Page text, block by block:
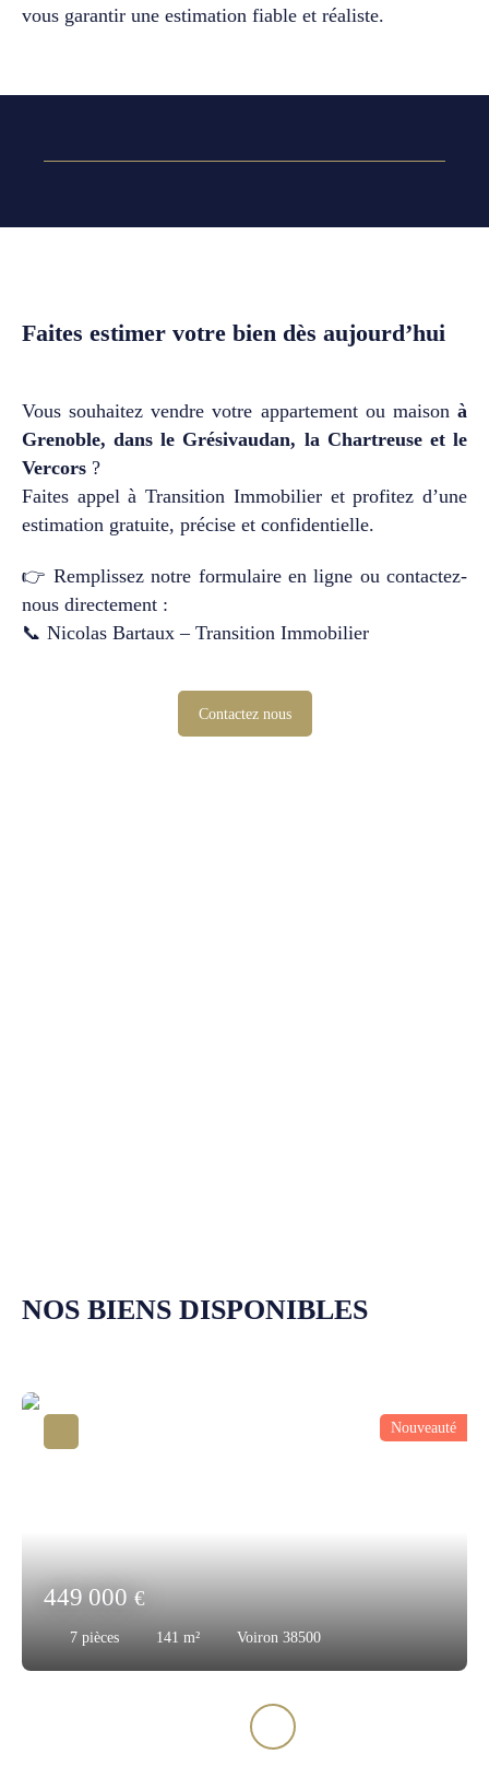
vous garantir une estimation fiable et réaliste.
Faites estimer votre bien dès aujourd’hui
Vous souhaitez vendre votre appartement ou maison à
Grenoble, dans le Grésivaudan, la Chartreuse et le
Vercors ?
Faites appel à Transition Immobilier et profitez d’une
estimation gratuite, précise et confidentielle.
👉 Remplissez notre formulaire en ligne ou contactez-
nous directement :
📞 Nicolas Bartaux – Transition Immobilier
Contactez nous
NOS BIENS DISPONIBLES
449 000€
7 pièces 141 m² Voiron 38500
Nouveauté